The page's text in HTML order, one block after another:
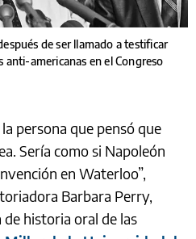
de ser llamado a testificar
anti-americanas en el Congreso
persona que pensó que
Sería como si Napoleón
en Waterloo”,
Barbara Perry,
historia oral de las